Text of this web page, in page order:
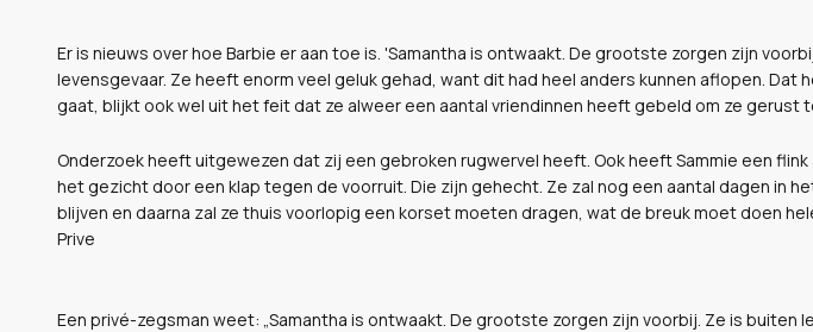
Er is nieuws over hoe Barbie er aan toe is. 'Samantha is ontwaakt. De grootste zorgen zijn
levensgevaar. Ze heeft enorm veel geluk gehad, want dit had heel anders kunnen aflopen. Dat
gaat, blijkt ook wel uit het feit dat ze alweer een aantal vriendinnen heeft gebeld om ze gerust
Onderzoek heeft uitgewezen dat zij een gebroken rugwervel heeft. Ook heeft Sammie een flink
het gezicht door een klap tegen de voorruit. Die zijn gehecht. Ze zal nog een aantal dagen in
blijven en daarna zal ze thuis voorlopig een korset moeten dragen, wat de breuk moet doen
Prive
Een privé-zegsman weet: „Samantha is ontwaakt. De grootste zorgen zijn voorbij. Ze is buiten